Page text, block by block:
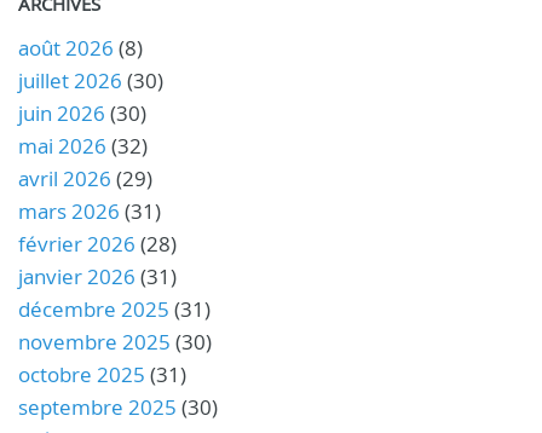
août 2026 (8)
juillet 2026 (30)
juin 2026 (30)
mai 2026 (32)
avril 2026 (29)
mars 2026 (31)
février 2026 (28)
janvier 2026 (31)
décembre 2025 (31)
novembre 2025 (30)
octobre 2025 (31)
septembre 2025 (30)